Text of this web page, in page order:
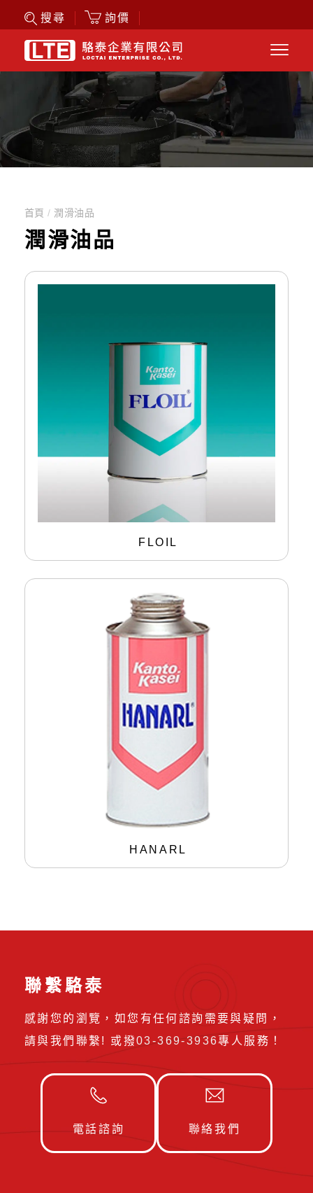
搜尋 詢價
首頁/ 潤滑油品
潤滑油品
FLOIL
HANARL
聯繫駱泰
感謝您的瀏覽，如您有任何諮詢需要與疑問，
請與我們聯繫! 或撥03-369-3936專人服務！
電話諮詢 聯絡我們